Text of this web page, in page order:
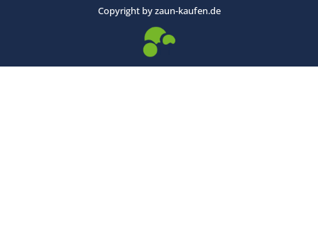
Copyright by zaun-kaufen.de